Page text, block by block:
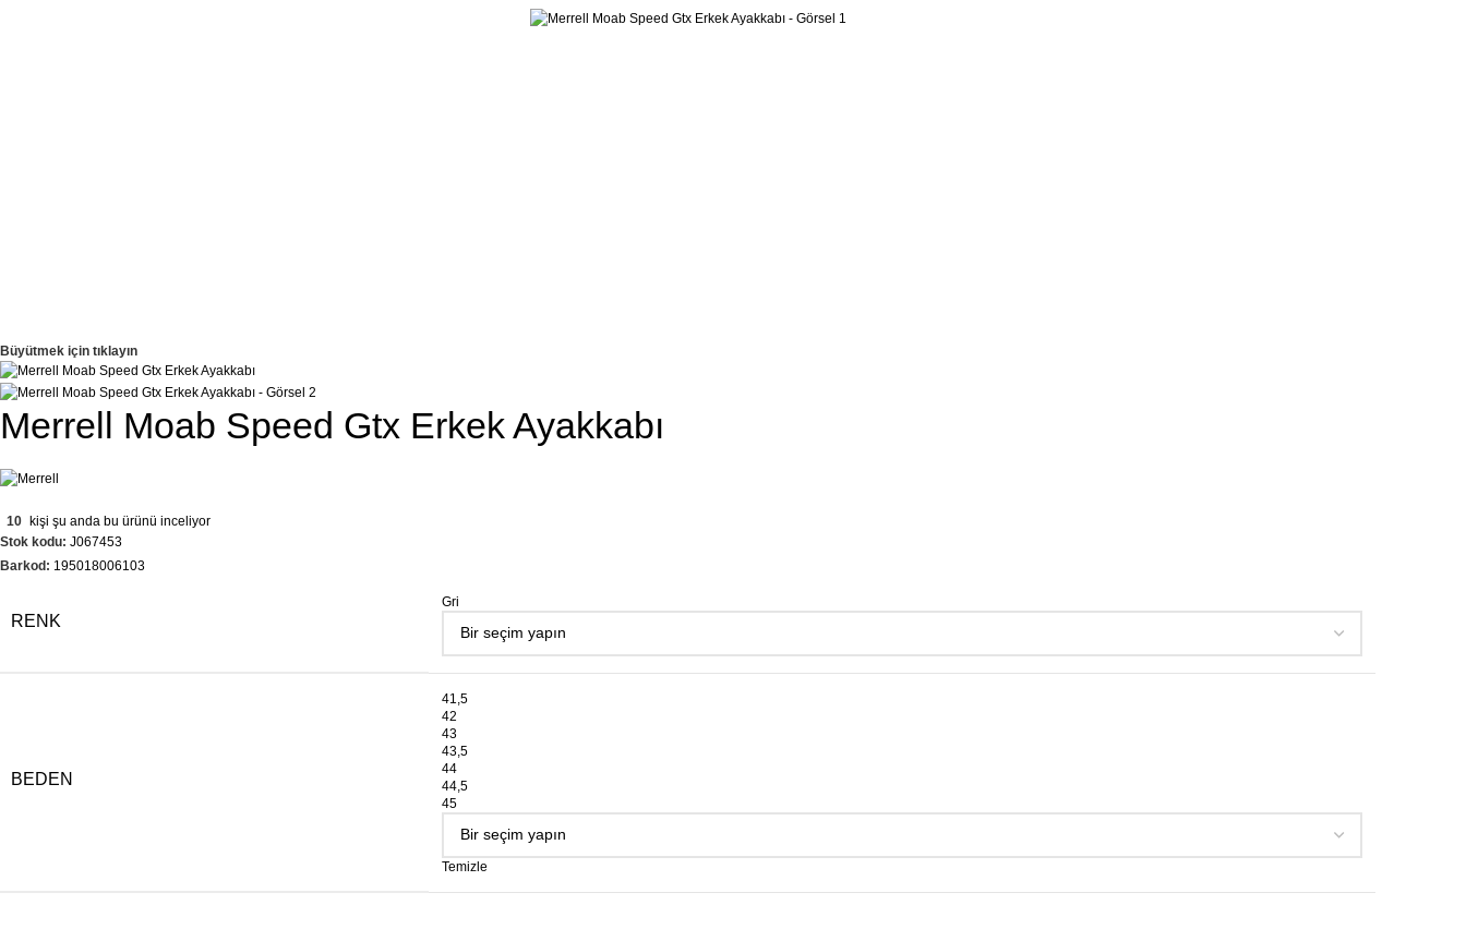
Büyütmek için tıklayın
Merrell Moab Speed Gtx Erkek Ayakkabı
10 kişi şu anda bu ürünü inceliyor
Stok kodu: J067453
Barkod: 195018006103
RENK
Gri
BEDEN
41,5
42
43
43,5
44
44,5
45
Temizle